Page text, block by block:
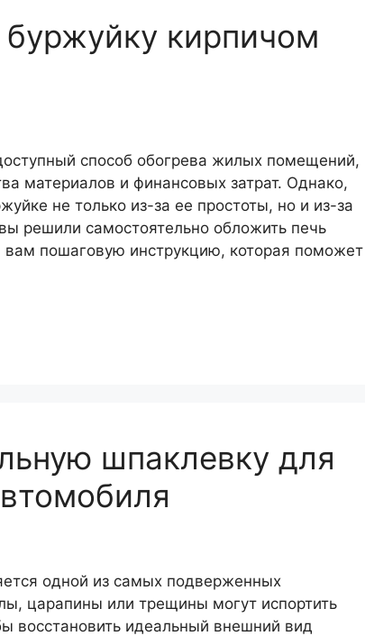
кирпичом
способ обогрева жилых помещений,
материалов и финансовых затрат. Однако,
не только из-за ее простоты, но и из-за
решили самостоятельно обложить печь
пошаговую инструкцию, которая поможет
шпаклевку для
одной из самых подверженных
царапины или трещины могут испортить
восстановить идеальный внешний вид